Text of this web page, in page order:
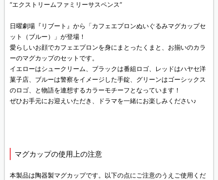
“エクストリームファミリーサスペンス”
日曜劇場『リブート』から「カフェエプロンぬいぐるみマグカップセ
ット（ブルー）」が登場！
愛らしいお顔でカフェエプロンを身にまとったくまと、お揃いのカラ
ーのマグカップのセットです。
イエローはシュークリーム、ブラックは番組ロゴ、レッドはハヤセ洋
菓子店、ブルーは警察をイメージした手錠、グリーンはゴーシックス
のロゴ、と物語を連想するカラーモチーフとなっています！
ぜひお手元にお迎えいただき、ドラマを一緒にお楽しみください♪
マグカップの使用上の注意
本製品は陶器製マグカップです。以下の点にご注意のうえご使用くだ